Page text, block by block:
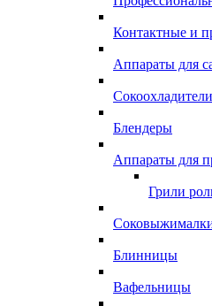
Контактные и
Аппараты для
Сокоохладители
Блендеры
Аппараты для
Грили
Блинницы
Вафельницы